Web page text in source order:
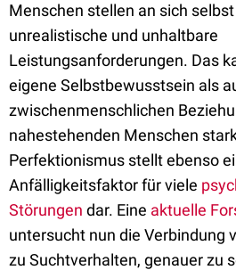
Menschen stellen an sich
unrealistische und unhaltbare
Leistungsanforderungen. Das
eigene Selbstbewusstsein als
zwischenmenschlichen
nahestehenden Menschen
Perfektionismus stellt ebenso
Anfälligkeitsfaktor für viele
Störungen dar. Eine aktuelle
untersucht nun die Verbindung
zu Suchtverhalten, genauer zu